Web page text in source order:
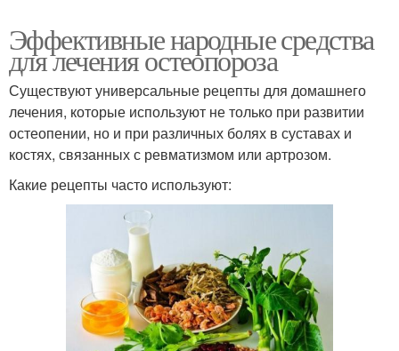
Эффективные народные средства
для лечения остеопороза
Существуют универсальные рецепты для домашнего
лечения, которые используют не только при развитии
остеопении, но и при различных болях в суставах и
костях, связанных с ревматизмом или артрозом.
Какие рецепты часто используют: